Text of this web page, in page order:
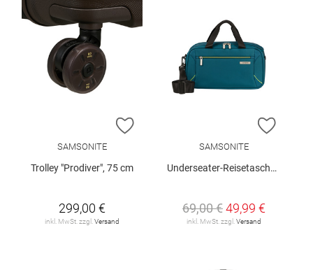
ZUR WUNSCHLISTE HINZUFÜGEN
SAMSONITE
Trolley "Prodiver", 75 cm
299,00 €
inkl. MwSt. zzgl.Versand
ZUR
SAMSONITE
Underseater-Reisetasche "Base Breeze XS"
69,00 €49,99 €
inkl. MwSt. zzgl.Versand